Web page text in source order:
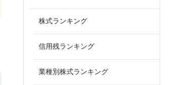
株式ランキング
信用残ランキング
業種別株式ランキング